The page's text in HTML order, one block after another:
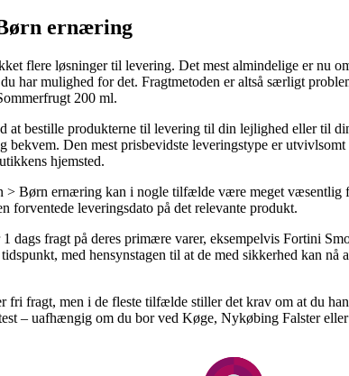
ernæring
flere løsninger til levering. Det mest almindelige er nu
har mulighed for det. Fragtmetoden er altså særligt
200 ml.
at bestille produkterne til levering til din lejlighed eller til
bekvem. Den mest prisbevidste leveringstype er
hjemsted.
> Børn ernæring kan i nogle tilfælde være meget væsentlig
forventede leveringsdato på det relevante produkt.
dags fragt på deres primære varer, eksempelvis Fortini
med hensynstagen til at de med sikkerhed kan nå
fragt, men i de fleste tilfælde stiller det krav om at du
– uafhængig om du bor ved Køge, Nykøbing Falster